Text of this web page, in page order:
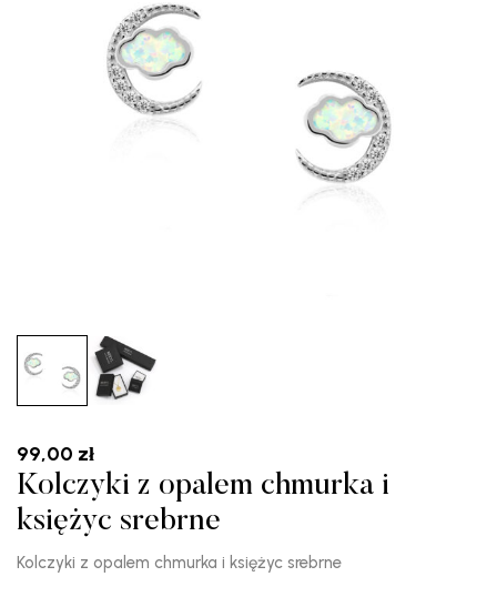
99,00 zł
Kolczyki z opalem chmurka i
księżyc srebrne
Kolczyki z opalem chmurka i księżyc srebrne